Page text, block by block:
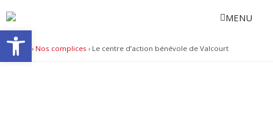
au
contenu
MENU
Accueil › Nos complices › Le centre d’action bénévole de Valcourt
Ouvrir la barre d’outils